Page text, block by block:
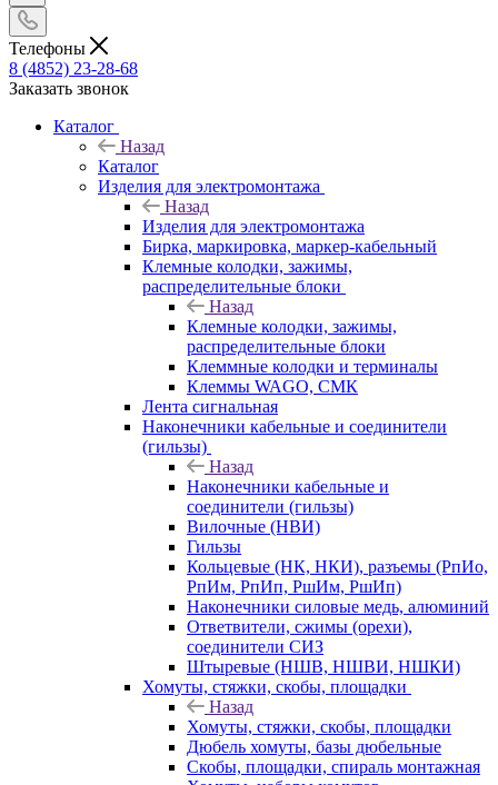
Телефоны
8 (4852) 23-28-68
Заказать звонок
Каталог
Назад
Каталог
Изделия для электромонтажа
Назад
Изделия для электромонтажа
Бирка, маркировка, маркер-кабельный
Клемные колодки, зажимы,
распределительные блоки
Назад
Клемные колодки, зажимы,
распределительные блоки
Клеммные колодки и терминалы
Клеммы WAGO, СМК
Лента сигнальная
Наконечники кабельные и соединители
(гильзы)
Назад
Наконечники кабельные и
соединители (гильзы)
Вилочные (НВИ)
Гильзы
Кольцевые (НК, НКИ), разъемы (РпИо,
РпИм, РпИп, РшИм, РшИп)
Наконечники силовые медь, алюминий
Ответвители, сжимы (орехи),
соединители СИЗ
Штыревые (НШВ, НШВИ, НШКИ)
Хомуты, стяжки, скобы, площадки
Назад
Хомуты, стяжки, скобы, площадки
Дюбель хомуты, базы дюбельные
Скобы, площадки, спираль монтажная